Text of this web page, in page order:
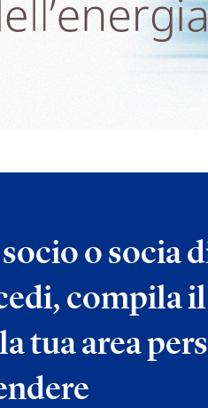
o socia
compila
tua area